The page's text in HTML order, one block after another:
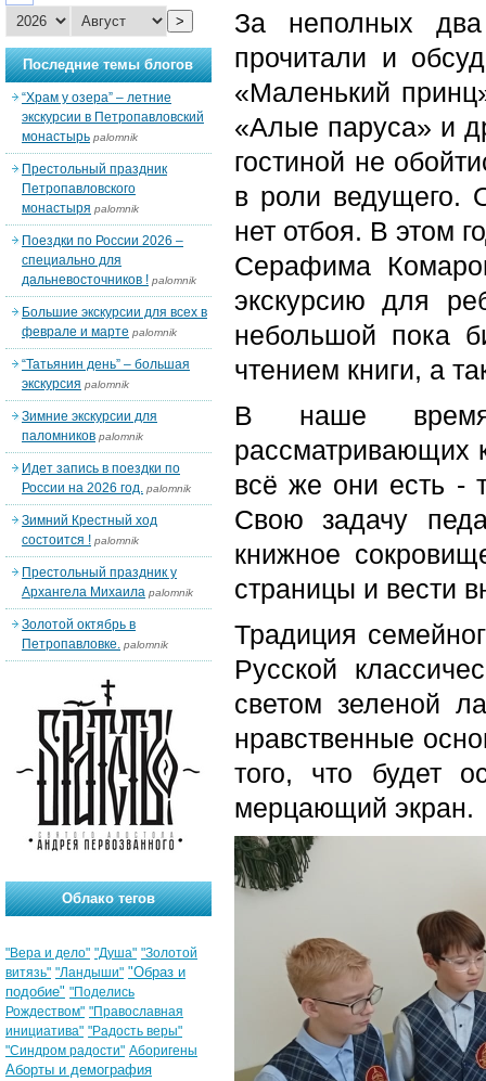
За неполных два
прочитали и
«Маленький
«Алые паруса» и
гостиной не
в роли ведущего.
нет отбоя. В этом
Серафима
экскурсию для
небольшой пока
чтением книги, а
В наше время
рассматривающих
всё же они есть -
Свою задачу
книжное
страницы и вести
Традиция
Русской
светом зеленой
нравственные
того, что будет
мерцающий экран.
>
Последние темы блогов
“Храм у озера” – летние
экскурсии в Петропавловский
монастырь palomnik
Престольный праздник
Петропавловского
монастыря palomnik
Поездки по России 2026 –
специально для
дальневосточников ! palomnik
Большие экскурсии для всех в
феврале и марте palomnik
“Татьянин день” – большая
экскурсия palomnik
Зимние экскурсии для
паломников palomnik
Идет запись в поездки по
России на 2026 год. palomnik
Зимний Крестный ход
состоится ! palomnik
Престольный праздник у
Архангела Михаила palomnik
Золотой октябрь в
Петропавловке. palomnik
Облако тегов
"Вера и дело" "Душа" "Золотой
витязь" "Ландыши" "Образ и
подобие" "Поделись
Рождеством" "Православная
инициатива" "Радость веры"
"Синдром радости" Аборигены
Аборты и демография